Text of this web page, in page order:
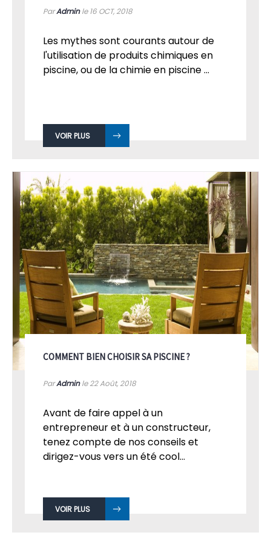
ParAdminle 16 OCT, 2018
Les mythes sont courants autour de
l'utilisation de produits chimiques en
piscine, ou de la chimie en piscine ...
VOIR PLUS
COMMENT BIEN CHOISIR SA PISCINE ?
ParAdminle 22Août, 2018
Avant de faire appel à un
entrepreneur et à un constructeur,
tenez compte de nos conseils et
dirigez-vous vers un été cool...
VOIR PLUS